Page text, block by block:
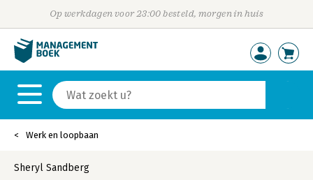
Op werkdagen voor 23:00 besteld, morgen in huis
Werk en loopbaan
Sheryl Sandberg